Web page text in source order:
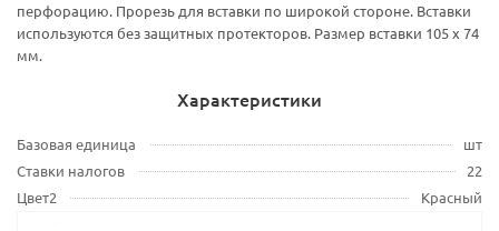
перфорацию. Прорезь для вставки по широкой стороне. Вставки
используются без защитных протекторов. Размер вставки 105 х 74
мм.
Характеристики
Базовая единица
шт
Ставки налогов
22
Цвет2
Красный